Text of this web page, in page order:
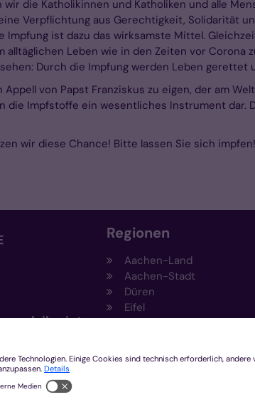
die Katholikinnen und Katholiken und alle
Verpflichtung aus Gerechtigkeit, Solidarität
Impfung ist dazu das wirksamste Mittel.
alltäglichen Leben wie in den Zeiten vor Corona
Durch die Impfung werden Leben
von Papst Franziskus zu eigen, der am
die Impfstoffe ein wesentliches Instrument
wir diese Chance! Bitte lassen Sie sich
0
Regionen
Aachen-Land
Aachen-Stadt
Düren
Eifel
Heinsberg
Krefeld